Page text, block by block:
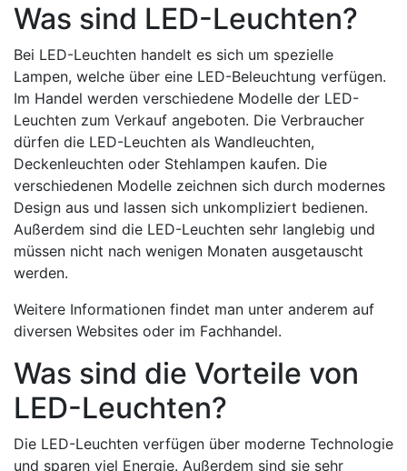
Was sind LED-Leuchten?
Bei LED-Leuchten handelt es sich um spezielle
Lampen, welche über eine LED-Beleuchtung verfügen.
Im Handel werden verschiedene Modelle der LED-
Leuchten zum Verkauf angeboten. Die Verbraucher
dürfen die LED-Leuchten als Wandleuchten,
Deckenleuchten oder Stehlampen kaufen. Die
verschiedenen Modelle zeichnen sich durch modernes
Design aus und lassen sich unkompliziert bedienen.
Außerdem sind die LED-Leuchten sehr langlebig und
müssen nicht nach wenigen Monaten ausgetauscht
werden.
Weitere Informationen findet man unter anderem auf
diversen Websites oder im Fachhandel.
Was sind die Vorteile von
LED-Leuchten?
Die LED-Leuchten verfügen über moderne Technologie
und sparen viel Energie. Außerdem sind sie sehr